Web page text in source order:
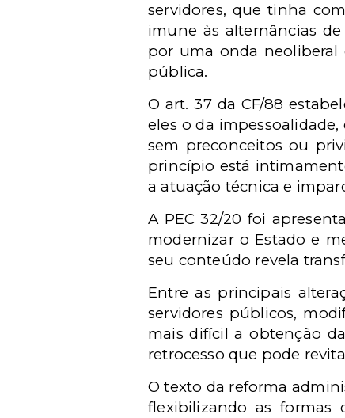
servidores, que tinha
imune às alternâncias
por uma onda neoliberal
pública.
O art. 37 da CF/88
eles o da
sem preconceitos ou
princípio está
a atuação técnica e
A PEC 32/20 foi
modernizar o Estado e
seu conteúdo revela
Entre as principais
servidores públicos,
mais difícil a obtenção
retrocesso que pode
O texto da reforma
flexibilizando as formas